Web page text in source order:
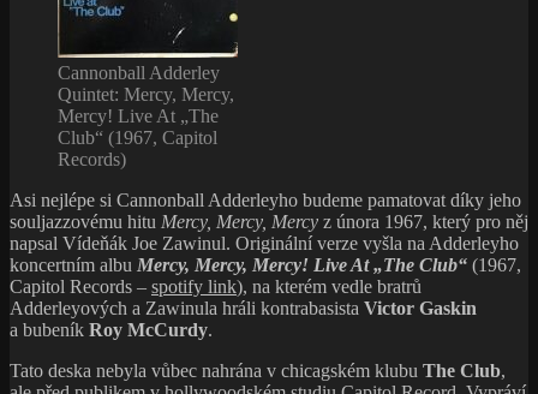
Cannonball Adderley
Quintet: Mercy, Mercy,
Mercy! Live At „The
Club“ (1967, Capitol
Records)
Asi nejlépe si Cannonball Adderleyho budeme pamatovat díky jeho
souljazzovému hitu Mercy, Mercy, Mercy z února 1967, který pro něj
napsal Vídeňák Joe Zawinul. Originální verze vyšla na Adderleyho
koncertním albu Mercy, Mercy, Mercy! Live At „The Club“ (1967,
Capitol Records – spotify link), na kterém vedle bratrů
Adderleyových a Zawinula hráli kontrabasista Victor Gaskin
a bubeník Roy McCurdy.
Tato deska nebyla vůbec nahrána v chicagském klubu The Club,